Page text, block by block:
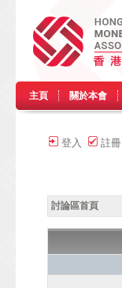
主頁 關於本會
登入 註冊
討論區首頁